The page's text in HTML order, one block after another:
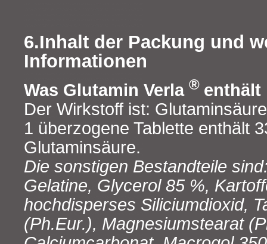
6.Inhalt der Packung und
Informationen
Was Glutamin Verla ® enthält
Der Wirkstoff ist: Glutaminsäure
1 überzogene Tablette enthält
Glutaminsäure.
Die sonstigen Bestandteile
Gelatine, Glycerol 85 %,
hochdisperses Siliciumdioxid,
(Ph.Eur.), Magnesiumstearat